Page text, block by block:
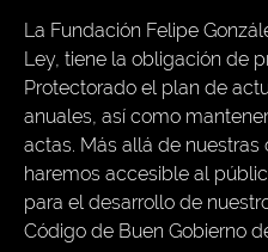
La Fundación Felipe
Ley, tiene la obligación de
Protectorado el plan de
anuales, así como
actas. Más allá de
haremos accesible al
para el desarrollo de
Código de Buen Gobierno